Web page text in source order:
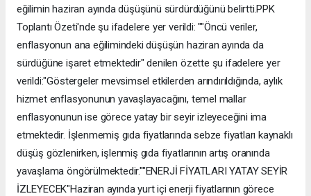
eğilimin haziran ayında düşüşünü sürdürdüğünü belirtti.PPK
Toplantı Özeti'nde şu ifadelere yer verildi: ""Öncü veriler,
enflasyonun ana eğilimindeki düşüşün haziran ayında da
sürdüğüne işaret etmektedir" denilen özette şu ifadelere yer
verildi:"Göstergeler mevsimsel etkilerden arındırıldığında, aylık
hizmet enflasyonunun yavaşlayacağını, temel mallar
enflasyonunun ise görece yatay bir seyir izleyeceğini ima
etmektedir. İşlenmemiş gıda fiyatlarında sebze fiyatları kaynaklı
düşüş gözlenirken, işlenmiş gıda fiyatlarının artış oranında
yavaşlama öngörülmektedir.""ENERJİ FİYATLARI YATAY SEYİR
İZLEYECEK"Haziran ayında yurt içi enerji fiyatlarının görece